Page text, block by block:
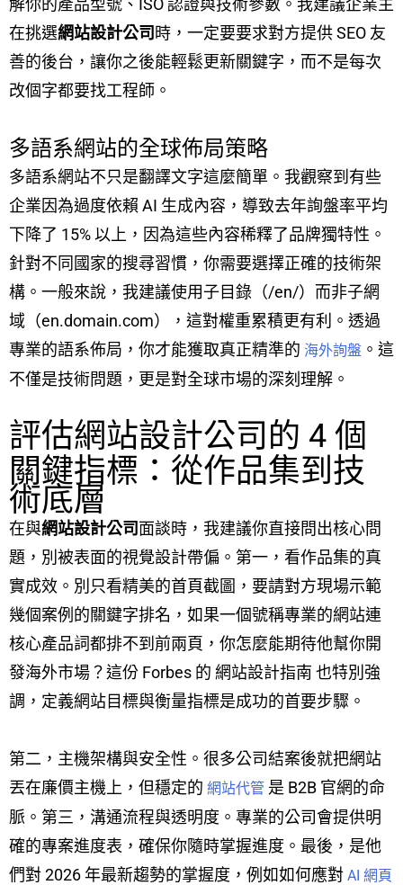
解你的產品型號、ISO 認證與技術參數。我建議企業主
在挑選網站設計公司時，一定要要求對方提供 SEO 友
善的後台，讓你之後能輕鬆更新關鍵字，而不是每次
改個字都要找工程師。
多語系網站的全球佈局策略
多語系網站不只是翻譯文字這麼簡單。我觀察到有些
企業因為過度依賴 AI 生成內容，導致去年詢盤率平均
下降了 15% 以上，因為這些內容稀釋了品牌獨特性。
針對不同國家的搜尋習慣，你需要選擇正確的技術架
構。一般來說，我建議使用子目錄（/en/）而非子網
域（en.domain.com），這對權重累積更有利。透過
專業的語系佈局，你才能獲取真正精準的 海外詢盤 。這
不僅是技術問題，更是對全球市場的深刻理解。
評估網站設計公司的 4 個
關鍵指標：從作品集到技
術底層
在與網站設計公司面談時，我建議你直接問出核心問
題，別被表面的視覺設計帶偏。第一，看作品集的真
實成效。別只看精美的首頁截圖，要請對方現場示範
幾個案例的關鍵字排名，如果一個號稱專業的網站連
核心產品詞都排不到前兩頁，你怎麼能期待他幫你開
發海外市場？這份 Forbes 的 網站設計指南 也特別強
調，定義網站目標與衡量指標是成功的首要步驟。
第二，主機架構與安全性。很多公司結案後就把網站
丟在廉價主機上，但穩定的 網站代管 是 B2B 官網的命
脈。第三，溝通流程與透明度。專業的公司會提供明
確的專案進度表，確保你隨時掌握進度。最後，是他
們對 2026 年最新趨勢的掌握度，例如如何應對 AI 網頁